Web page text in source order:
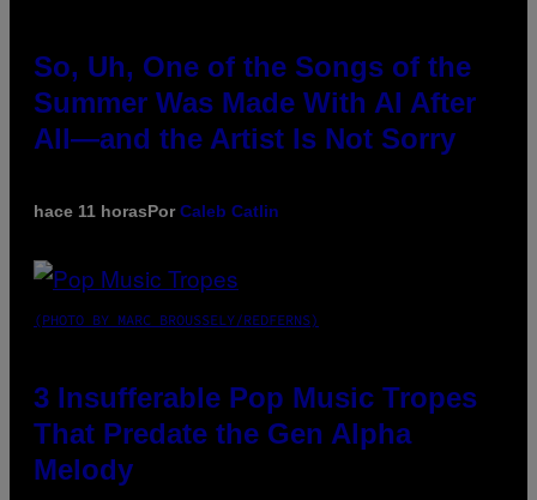
So, Uh, One of the Songs of the
Summer Was Made With AI After
All—and the Artist Is Not Sorry
hace 11 horasPorCaleb Catlin
(PHOTO BY MARC BROUSSELY/REDFERNS)
3 Insufferable Pop Music Tropes
That Predate the Gen Alpha
Melody